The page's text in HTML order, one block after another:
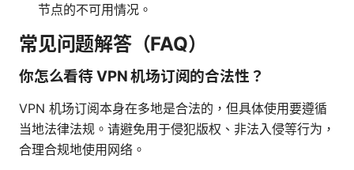
节点的不可用情况。
常见问题解答（FAQ）
你怎么看待 VPN 机场订阅的合法性？
VPN 机场订阅本身在多地是合法的，但具体使用要遵循
当地法律法规。请避免用于侵犯版权、非法入侵等行为，
合理合规地使用网络。